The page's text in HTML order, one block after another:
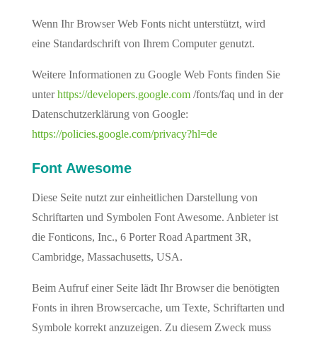
Wenn Ihr Browser Web Fonts nicht unterstützt, wird
eine Standardschrift von Ihrem Computer genutzt.
Weitere Informationen zu Google Web Fonts finden Sie
unterhttps://developers.google.com/fonts/faq und in der
Datenschutzerklärung von Google:
https://policies.google.com/privacy?hl=de
Font Awesome
Diese Seite nutzt zur einheitlichen Darstellung von
Schriftarten und Symbolen Font Awesome. Anbieter ist
die Fonticons, Inc., 6 Porter Road Apartment 3R,
Cambridge, Massachusetts, USA.
Beim Aufruf einer Seite lädt Ihr Browser die benötigten
Fonts in ihren Browsercache, um Texte, Schriftarten und
Symbole korrekt anzuzeigen. Zu diesem Zweck muss